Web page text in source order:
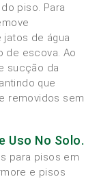
piso. Para
de água
de escova. Ao
sucção da
que
removidos sem
Uso No Solo.
para pisos em
e pisos